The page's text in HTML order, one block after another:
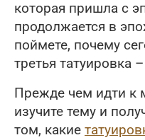
которая пришла с
продолжается в
поймете, почему
третья татуировка
Прежде чем идти к
изучите тему и
том, какие